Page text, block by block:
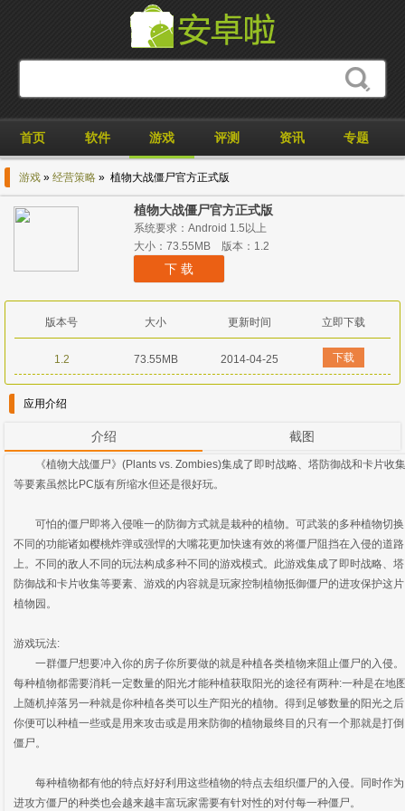
首页 软件 游戏 评测 资讯 专题
游戏 » 经营策略 » 植物大战僵尸官方正式版
植物大战僵尸官方正式版
系统要求：Android 1.5以上
大小：73.55MB 版本：1.2
下 载
版本号 大小 更新时间 立即下载
1.2 73.55MB 2014-04-25 下载
应用介绍
介绍 截图
《植物大战僵尸》(Plants vs. Zombies)集成了即时战略、塔防御战和卡片收集
等要素虽然比PC版有所缩水但还是很好玩。
可怕的僵尸即将入侵唯一的防御方式就是栽种的植物。可武装的多种植物切换
不同的功能诸如樱桃炸弹或强悍的大嘴花更加快速有效的将僵尸阻挡在入侵的道路
上。不同的敌人不同的玩法构成多种不同的游戏模式。此游戏集成了即时战略、塔
防御战和卡片收集等要素、游戏的内容就是玩家控制植物抵御僵尸的进攻保护这片
植物园。
游戏玩法:
一群僵尸想要冲入你的房子你所要做的就是种植各类植物来阻止僵尸的入侵。
每种植物都需要消耗一定数量的阳光才能种植获取阳光的途径有两种:一种是在地
上随机掉落另一种就是你种植各类可以生产阳光的植物。得到足够数量的阳光之后
你便可以种植一些或是用来攻击或是用来防御的植物最终目的只有一个那就是打倒
僵尸。
每种植物都有他的特点好好利用这些植物的特点去组织僵尸的入侵。同时作为
进攻方僵尸的种类也会越来越丰富玩家需要有针对性的对付每一种僵尸。